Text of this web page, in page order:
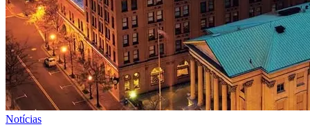
Notícias